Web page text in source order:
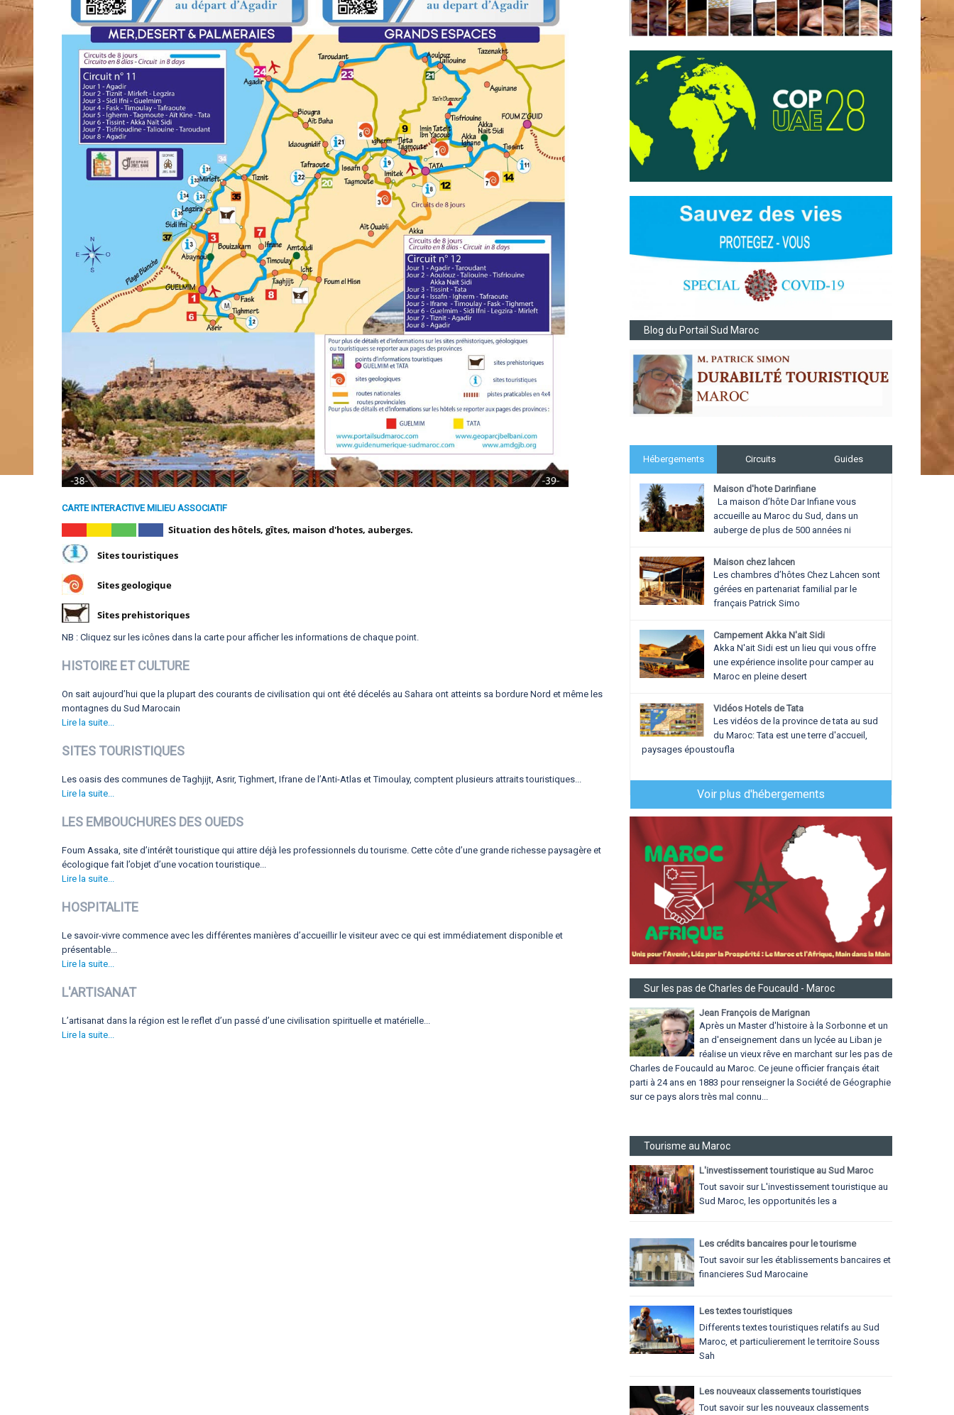
CARTE INTERACTIVE MILIEU ASSOCIATIF
Situation des hôtels, gîtes, maison d'hotes, auberges.
Sites touristiques
Sites geologique
Sites prehistoriques
NB : Cliquez sur les icônes dans la carte pour afficher les informations de chaque point.
HISTOIRE ET CULTURE
On sait aujourd’hui que la plupart des courants de civilisation qui ont été décelés au Sahara ont atteints sa bordure Nord et même les
montagnes du Sud Marocain
Lire la suite...
SITES TOURISTIQUES
Les oasis des communes de Taghjijt, Asrir, Tighmert, Ifrane de l’Anti-Atlas et Timoulay, comptent plusieurs attraits touristiques...
Lire la suite...
LES EMBOUCHURES DES OUEDS
Foum Assaka, site d’intérêt touristique qui attire déjà les professionnels du tourisme. Cette côte d’une grande richesse paysagère et
écologique fait l’objet d’une vocation touristique...
Lire la suite...
HOSPITALITE
Le savoir-vivre commence avec les différentes manières d’accueillir le visiteur avec ce qui est immédiatement disponible et
présentable...
Lire la suite...
L'ARTISANAT
L’artisanat dans la région est le reflet d’un passé d’une civilisation spirituelle et matérielle...
Lire la suite...
Blog du Portail Sud Maroc
Hébergements Circuits Guides
Maison d'hote Darinfiane
La maison d’hôte Dar Infiane vous
accueille au Maroc du Sud, dans un
auberge de plus de 500 années ni
Maison chez lahcen
Les chambres d’hôtes Chez Lahcen sont
gérées en partenariat familial par le
français Patrick Simo
Campement Akka N'ait Sidi
Akka N'ait Sidi est un lieu qui vous offre
une expérience insolite pour camper au
Maroc en pleine desert
Vidéos Hotels de Tata
Les vidéos de la province de tata au sud
du Maroc: Tata est une terre d'accueil,
paysages époustoufla
Voir plus d'hébergements
Sur les pas de Charles de Foucauld - Maroc
Jean François de Marignan
Après un Master d'histoire à la Sorbonne et un
an d'enseignement dans un lycée au Liban je
réalise un vieux rêve en marchant sur les pas de
Charles de Foucauld au Maroc. Ce jeune officier français était
parti à 24 ans en 1883 pour renseigner la Société de Géographie
sur ce pays alors très mal connu...
Tourisme au Maroc
L'investissement touristique au Sud Maroc
Tout savoir sur L'investissement touristique au
Sud Maroc, les opportunités les a
Les crédits bancaires pour le tourisme
Tout savoir sur les établissements bancaires et
financieres Sud Marocaine
Les textes touristiques
Differents textes touristiques relatifs au Sud
Maroc, et particulierement le territoire Souss
Sah
Les nouveaux classements touristiques
Tout savoir sur les nouveaux classements